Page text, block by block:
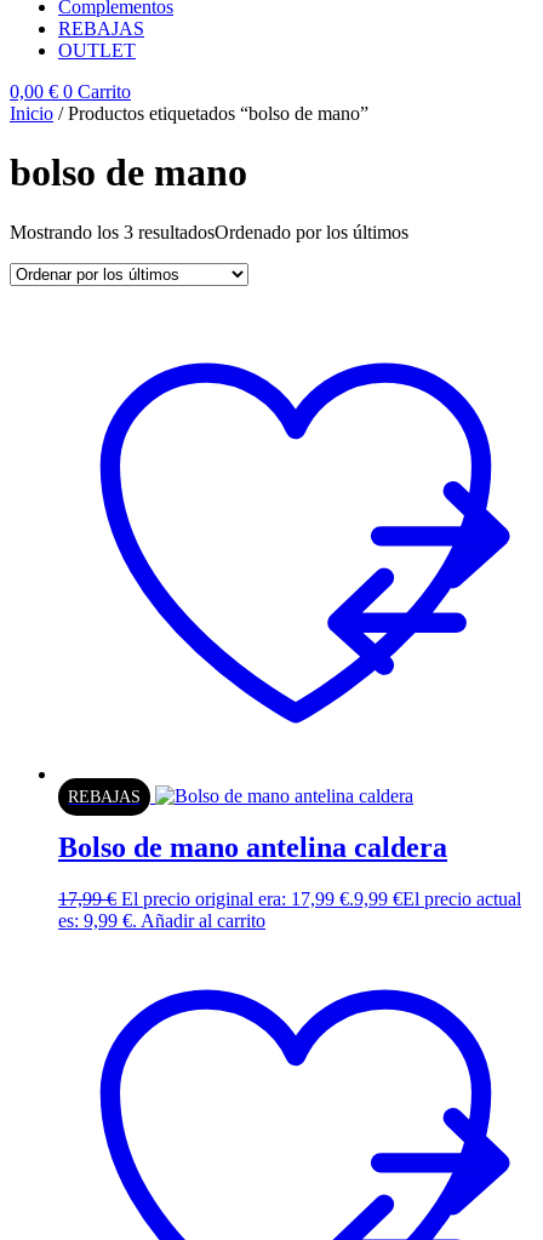
Complementos
REBAJAS
OUTLET
0,00 € 0 Carrito
Inicio / Productos etiquetados “bolso de mano”
bolso de mano
Mostrando los 3 resultadosOrdenado por los últimos
REBAJAS
Bolso de mano antelina caldera
17,99€ El precio original era: 17,99 €.9,99 €El precio actual
es: 9,99 €. Añadir al carrito